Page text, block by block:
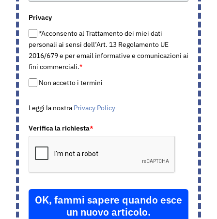
Privacy
*Acconsento al Trattamento dei miei dati
personali ai sensi dell’Art. 13 Regolamento UE
2016/679 e per email informative e comunicazioni ai
fini commerciali.*
Non accetto i termini
Leggi la nostra Privacy Policy
Verifica la richiesta*
OK, fammi sapere quando esce
un nuovo articolo.